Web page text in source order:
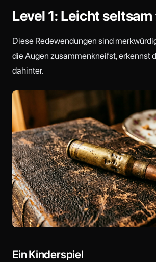
Level 1: Leicht seltsam
Diese Redewendungen sind
die Augen zusammenkneifst, erkennst
dahinter.
Ein Kinderspiel